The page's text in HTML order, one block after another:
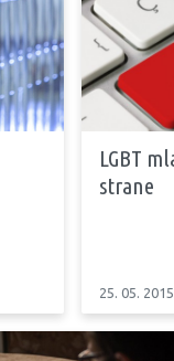
LGBT
strane
25. 05. 2015